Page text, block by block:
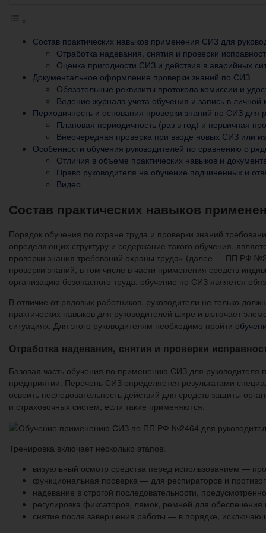
Состав практических навыков применения СИЗ для
Отработка надевания, снятия и проверки
Оценка пригодности СИЗ и действия в аварийных
Документальное оформление проверки знаний по СИЗ
Обязательные реквизиты протокола комиссии и
Ведение журнала учета обучения и запись в личной
Периодичность и основания проверки знаний по СИЗ для
Плановая периодичность (раз в год) и первичная
Внеочередная проверка при вводе новых СИЗ или
Особенности обучения руководителей по сравнению с
Отличия в объеме практических навыков и
Право руководителя на обучение подчиненных и
Видео
Состав практических навыков
Порядок обучения по охране труда и проверки знаний
определяющих структуру и содержание такого обучения,
проверки знания требований охраны труда» (далее — ПП РФ
проверки знаний, в том числе в части применения средств
организацию безопасного труда, обучение по СИЗ является
В отличие от рядовых работников, руководители не только
практических навыков для руководителей шире и включает
ситуациях. Для этого руководителям необходимо пройти
Отработка надевания, снятия и проверки
Базовая часть обучения по применению СИЗ для руководителя
предприятии. Перечень СИЗ определяется результатами
освоить последовательность действий для средств защиты
и страховочных систем, если такие применяются.
Тренировка включает несколько этапов:
визуальный осмотр средства перед использованием —
функциональная проверка — для респираторов и
надевание в строгой последовательности,
регулировка фиксаторов, лямок, ремней для
снятие после завершения работы — в порядке,